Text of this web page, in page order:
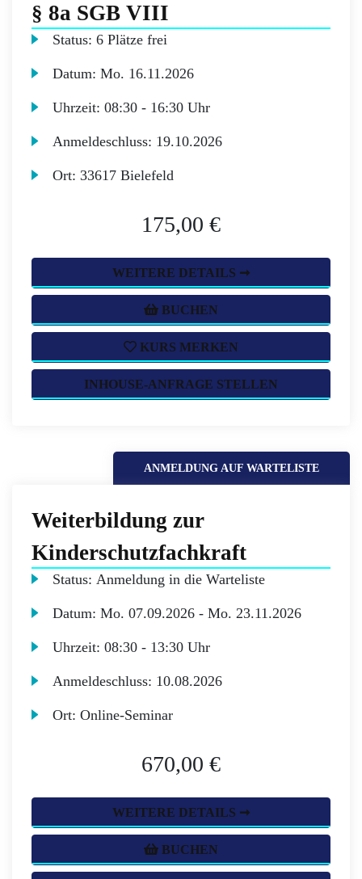
§ 8a SGB VIII
Status:6 Plätze frei
Datum:Mo. 16.11.2026
Uhrzeit:08:30 - 16:30 Uhr
Anmeldeschluss: 19.10.2026
Ort:33617 Bielefeld
175,00 €
WEITERE DETAILS ➞
BUCHEN
KURS MERKEN
INHOUSE-ANFRAGE STELLEN
ANMELDUNG AUF WARTELISTE
Weiterbildung zur
Kinderschutzfachkraft
Status:Anmeldung in die Warteliste
Datum:Mo. 07.09.2026 -Mo. 23.11.2026
Uhrzeit:08:30 - 13:30 Uhr
Anmeldeschluss: 10.08.2026
Ort:Online-Seminar
670,00 €
WEITERE DETAILS ➞
BUCHEN